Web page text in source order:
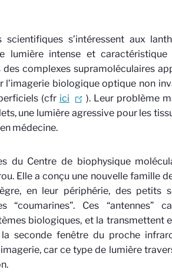
scientifiques s’intéressent aux
lumière intense et
des complexes supramoléculaires
biologique optique non
(cfr ici
). Leur problème
une lumière agressive pour les
médecine.
du Centre de biophysique
Elle a conçu une nouvelle famille
en leur périphérie, des petits
“coumarines”. Ces “antennes”
biologiques, et la transmettent
seconde fenêtre du proche
car ce type de lumière